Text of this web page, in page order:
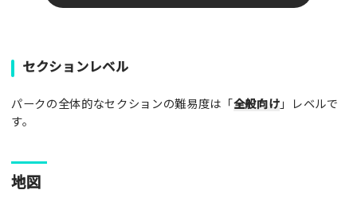
パークやスポットの写真をぜひお送りください！あなたの写真
がみんなの参考となります！
写真
[text photo1alt placeholder "写真の解説※任意]
セクションレベル
パークの全体的なセクションの難易度は「全般向け」レベルで
す。
地図